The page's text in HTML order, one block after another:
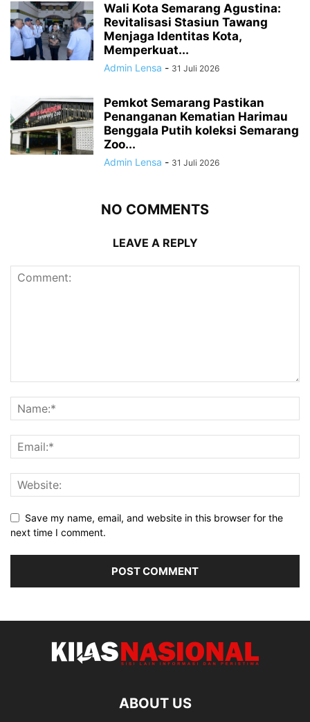
Wali Kota Semarang Agustina:
Revitalisasi Stasiun Tawang
Menjaga Identitas Kota,
Memperkuat...
Admin Lensa - 31 Juli 2026
Pemkot Semarang Pastikan
Penanganan Kematian Harimau
Benggala Putih koleksi Semarang
Zoo...
Admin Lensa - 31 Juli 2026
NO COMMENTS
LEAVE A REPLY
Save my name, email, and website in this browser for the
next time I comment.
ABOUT US